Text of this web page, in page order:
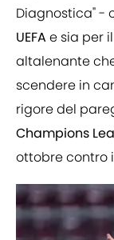
Diagnostica" -
UEFA e sia per il
altalenante
scendere in
rigore del
Champions
ottobre contro